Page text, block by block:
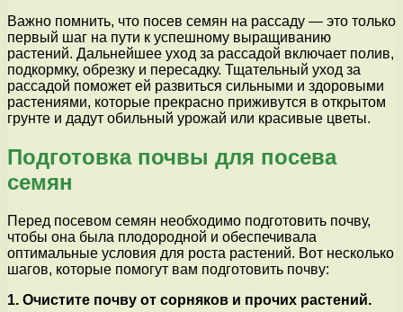
Важно помнить, что посев семян на рассаду — это только
первый шаг на пути к успешному выращиванию
растений. Дальнейшее уход за рассадой включает полив,
подкормку, обрезку и пересадку. Тщательный уход за
рассадой поможет ей развиться сильными и здоровыми
растениями, которые прекрасно приживутся в открытом
грунте и дадут обильный урожай или красивые цветы.
Подготовка почвы для посева
семян
Перед посевом семян необходимо подготовить почву,
чтобы она была плодородной и обеспечивала
оптимальные условия для роста растений. Вот несколько
шагов, которые помогут вам подготовить почву:
1. Очистите почву от сорняков и прочих растений.